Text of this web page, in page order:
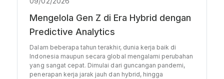
Mengelola Gen Z di Era Hybrid dengan
Predictive Analytics
Dalam beberapa tahun terakhir, dunia kerja baik di
Indonesia maupun secara global mengalami perubahan
yang sangat cepat. Dimulai dari guncangan pandemi,
penerapan kerja jarak jauh dan hybrid, hingga